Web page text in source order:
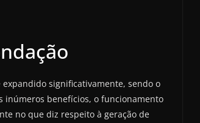
significativamente, sendo o
inúmeros benefícios, o funcionamento
no que diz respeito à geração de